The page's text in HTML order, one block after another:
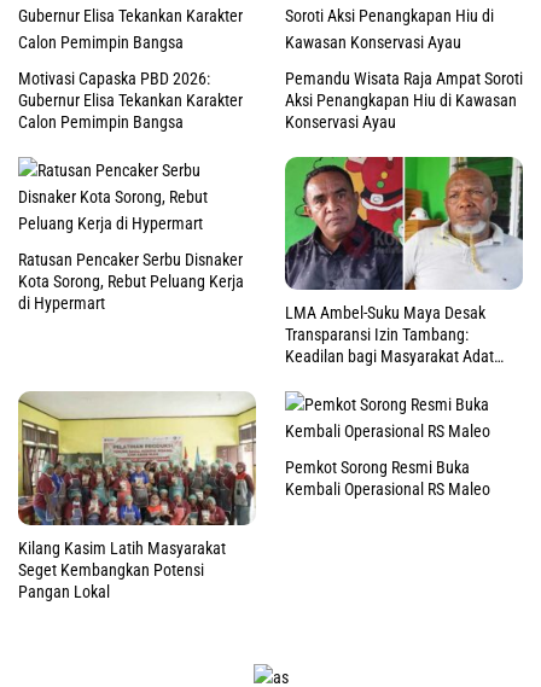
Motivasi Capaska PBD 2026:
Gubernur Elisa Tekankan Karakter
Calon Pemimpin Bangsa
Pemandu Wisata Raja Ampat Soroti
Aksi Penangkapan Hiu di Kawasan
Konservasi Ayau
Ratusan Pencaker Serbu Disnaker
Kota Sorong, Rebut Peluang Kerja
di Hypermart
LMA Ambel-Suku Maya Desak
Transparansi Izin Tambang:
Keadilan bagi Masyarakat Adat
Kilang Kasim Latih Masyarakat
Seget Kembangkan Potensi
Pangan Lokal
Pemkot Sorong Resmi Buka
Kembali Operasional RS Maleo